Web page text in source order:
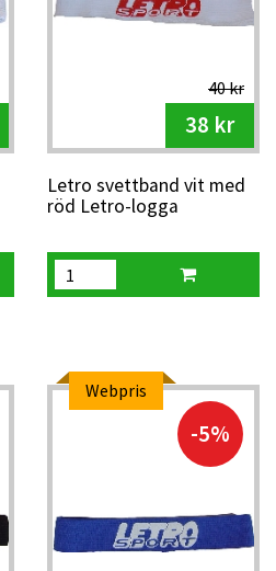
40 kr
38 kr
Letro svettband vit med
röd Letro-logga
Webpris
-5%